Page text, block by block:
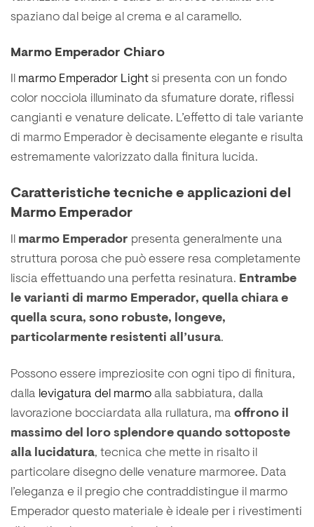
spaziano dal beige al crema e al caramello.
Marmo Emperador Chiaro
Il marmo Emperador Light si presenta con un fondo
color nocciola illuminato da sfumature dorate, riflessi
cangianti e venature delicate. L’effetto di tale variante
di marmo Emperador è decisamente elegante e risulta
estremamente valorizzato dalla finitura lucida.
Caratteristiche tecniche e applicazioni del
Marmo Emperador
Il marmo Emperador presenta generalmente una
struttura porosa che può essere resa completamente
liscia effettuando una perfetta resinatura. Entrambe
le varianti di marmo Emperador, quella chiara e
quella scura, sono robuste, longeve,
particolarmente resistenti all’usura.
Possono essere impreziosite con ogni tipo di finitura,
dalla levigatura del marmo alla sabbiatura, dalla
lavorazione bocciardata alla rullatura, ma offrono il
massimo del loro splendore quando sottoposte
alla lucidatura, tecnica che mette in risalto il
particolare disegno delle venature marmoree. Data
l’eleganza e il pregio che contraddistingue il marmo
Emperador questo materiale è ideale per i rivestimenti